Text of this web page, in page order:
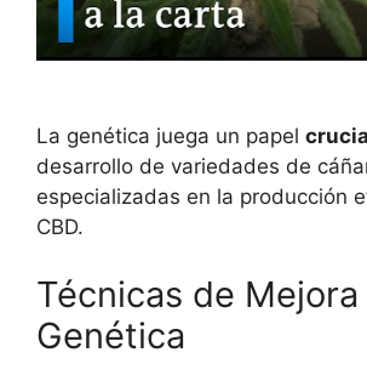
La genética juega un papel
desarrollo de variedades de
especializadas en la producción
CBD.
Técnicas de Mejora
Genética